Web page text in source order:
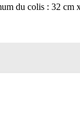
du colis : 32 cm